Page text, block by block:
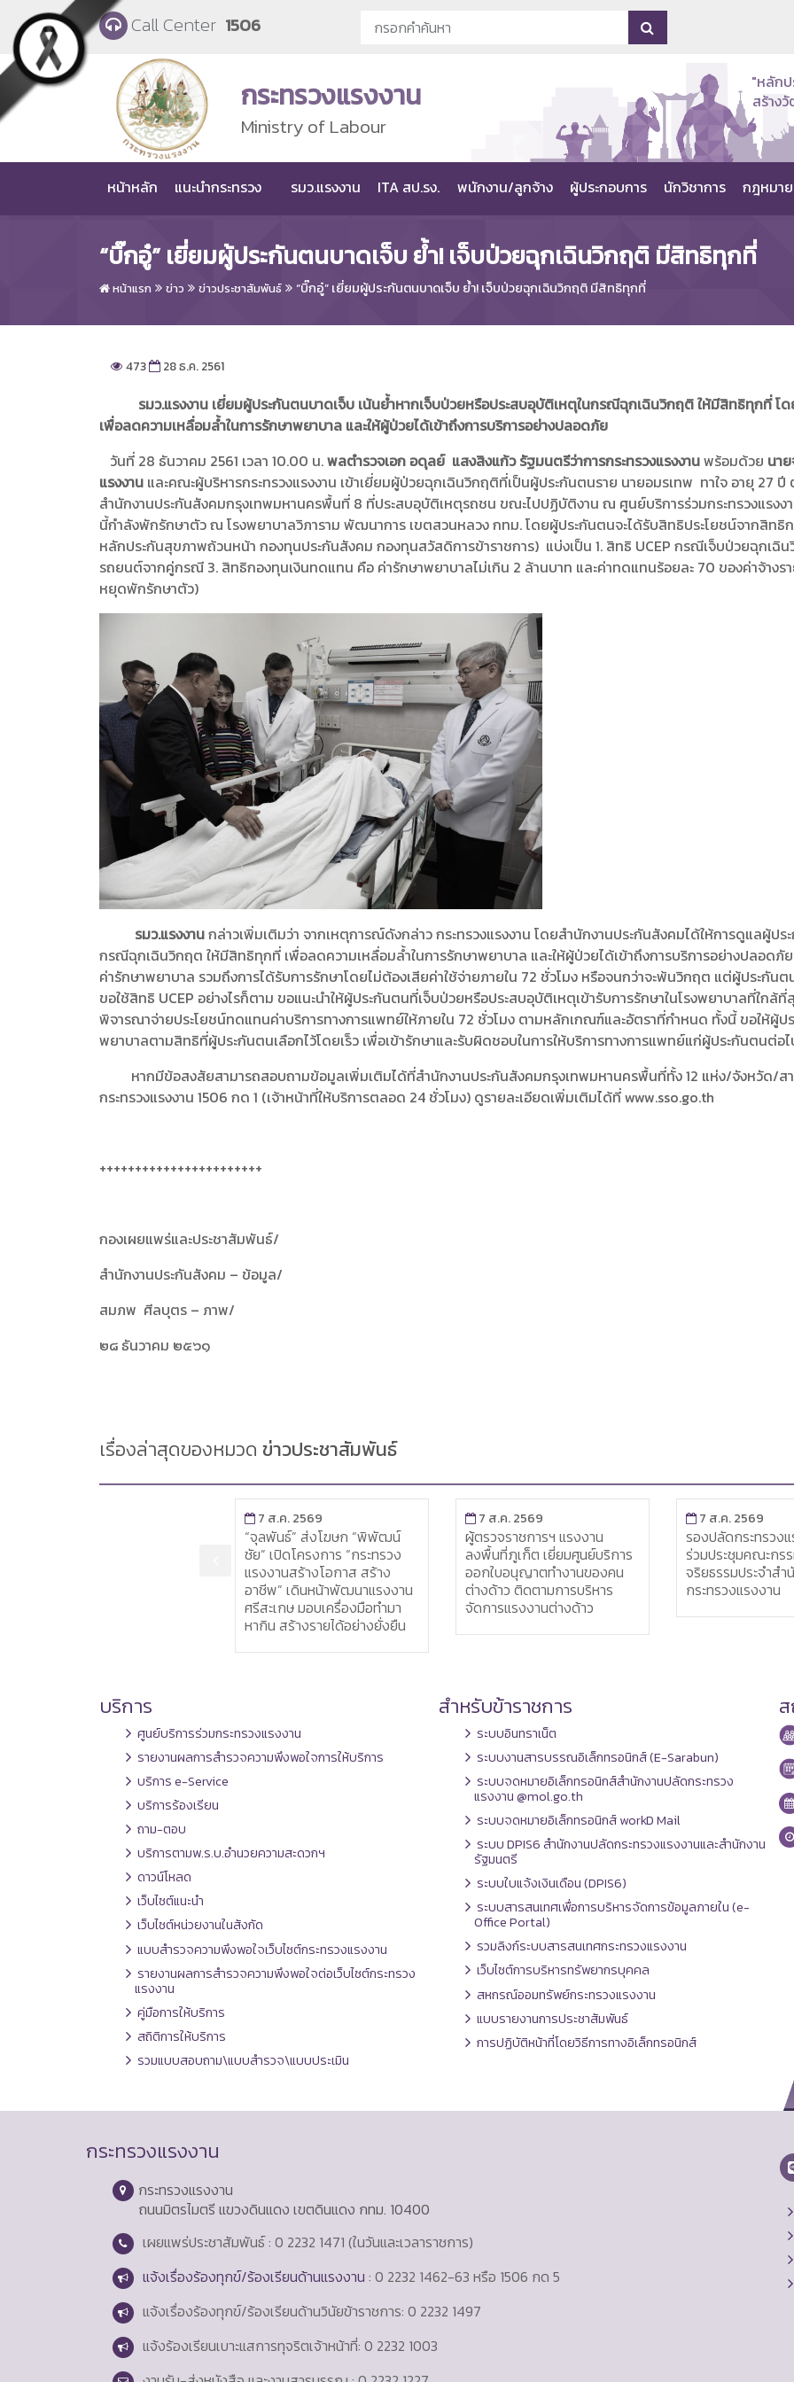
Skip to main content
Call Center 1506
กระทรวงแรงงาน
Ministry of Labour
"หลักป
สร้าง
หน้าหลัก แนะนำกระทรวง รมว.แรงงาน ITA สป.รง. พนักงาน/ลูกจ้าง ผู้ประกอบการ นักวิชาการ กฎหมา
“บิ๊กอู๋” เยี่ยมผู้ประกันตนบาดเจ็บ ย้ำ! เจ็บป่วยฉุกเฉินวิกฤติ มีสิทธิทุกที่
หน้าแรก ข่าว ข่าวประชาสัมพันธ์ “บิ๊กอู๋” เยี่ยมผู้ประกันตนบาดเจ็บ ย้ำ! เจ็บป่วยฉุกเฉินวิกฤติ มีสิทธิทุกที่
473 28 ธ.ค. 2561
รมว.แรงงาน เยี่ยมผู้ประกันตนบาดเจ็บ เน้นย้ำหากเจ็บป่วยหรือประสบอุบัติเหตุในกรณีฉุกเฉินวิกฤติ ให้มีสิทธิทุกที่ โด
เพื่อลดความเหลื่อมล้ำในการรักษาพยาบาล และให้ผู้ป่วยได้เข้าถึงการบริการอย่างปลอดภัย
วันที่ 28 ธันวาคม 2561 เวลา 10.00 น.พลตำรวจเอก อดุลย์ แสงสิงแก้ว รัฐมนตรีว่าการกระทรวงแรงงานพร้อมด้วย นา
แรงงานและคณะผู้บริหารกระทรวงแรงงาน เข้าเยี่ยมผู้ป่วยฉุกเฉินวิกฤติที่เป็นผู้ประกันตนราย นายอมรเทพ ทาใจ อายุ 27
สำนักงานประกันสังคมกรุงเทพมหานครพื้นที่ 8 ที่ประสบอุบัติเหตุรถชน ขณะไปปฏิบัติงาน ณ ศูนย์บริการร่วมกระทรวงแร
นี้กำลังพักรักษาตัว ณ โรงพยาบาลวิภาราม พัฒนาการ เขตสวนหลวง กทม. โดยผู้ประกันตนจะได้รับสิทธิประโยชน์จากสิทธิ
หลักประกันสุขภาพถ้วนหน้า กองทุนประกันสังคม กองทุนสวัสดิการข้าราชการ) แบ่งเป็น 1. สิทธิ UCEP กรณีเจ็บป่วยฉุกเฉิ
รถยนต์จากคู่กรณี 3. สิทธิกองทุนเงินทดแทน คือ ค่ารักษาพยาบาลไม่เกิน 2 ล้านบาท และค่าทดแทนร้อยละ 70 ของค่าจ้างร
หยุดพักรักษาตัว)
รมว.แรงงานกล่าวเพิ่มเติมว่า จากเหตุการณ์ดังกล่าว กระทรวงแรงงาน โดยสำนักงานประกันสังคมได้ให้การดูแลผู้ป
กรณีฉุกเฉินวิกฤต ให้มีสิทธิทุกที่ เพื่อลดความเหลื่อมล้ำในการรักษาพยาบาล และให้ผู้ป่วยได้เข้าถึงการบริการอย่างปลอดภัย
ค่ารักษาพยาบาล รวมถึงการได้รับการรักษาโดยไม่ต้องเสียค่าใช้จ่ายภายใน 72 ชั่วโมง หรือจนกว่าจะพ้นวิกฤต แต่ผู้ประกันต
ขอใช้สิทธิ UCEP อย่างไรก็ตาม ขอแนะนำให้ผู้ประกันตนที่เจ็บป่วยหรือประสบอุบัติเหตุเข้ารับการรักษาในโรงพยาบาลที่ใกล้
พิจารณาจ่ายประโยชน์ทดแทนค่าบริการทางการแพทย์ให้ภายใน 72 ชั่วโมง ตามหลักเกณฑ์และอัตราที่กำหนด ทั้งนี้ ขอให้ผู้
พยาบาลตามสิทธิที่ผู้ประกันตนเลือกไว้โดยเร็ว เพื่อเข้ารักษาและรับผิดชอบในการให้บริการทางการแพทย์แก่ผู้ประกันตนต่อ
หากมีข้อสงสัยสามารถสอบถามข้อมูลเพิ่มเติมได้ที่สำนักงานประกันสังคมกรุงเทพมหานครพื้นที่ทั้ง 12 แห่ง/จังหวัด/สา
กระทรวงแรงงาน 1506 กด 1 (เจ้าหน้าที่ให้บริการตลอด 24 ชั่วโมง) ดูรายละเอียดเพิ่มเติมได้ที่ www.sso.go.th
+++++++++++++++++++++++
กองเผยแพร่และประชาสัมพันธ์/
สำนักงานประกันสังคม – ข้อมูล/
สมภพ ศีลบุตร – ภาพ/
๒๘ ธันวาคม ๒๕๖๑
เรื่องล่าสุดของหมวด ข่าวประชาสัมพันธ์
7 ส.ค. 2569
ผู้ตรวจราชการฯ แรงงาน
ลงพื้นที่ภูเก็ต เยี่ยมศูนย์บริการ
ออกใบอนุญาตทำงานของคน
ต่างด้าว ติดตามการบริหาร
จัดการแรงงานต่างด้าว
7 ส.ค. 2569
รองปลัดกระทรวงแรงงาน เข้า
ร่วมประชุมคณะกรรมการ
จริยธรรมประจำสำนักงานปลัด
กระทรวงแรงงาน
7 ส.ค. 2569
ผู้ตรวจฯ แรงงาน
การพัฒนาทักษะฝีมื
ปักดิ้นทองอินทรธนู
จ.พิษณุโลก
บริการ
ศูนย์บริการร่วมกระทรวงแรงงาน
รายงานผลการสำรวจความพึงพอใจการให้บริการ
บริการ e-Service
บริการร้องเรียน
ถาม-ตอบ
บริการตามพ.ร.บ.อำนวยความสะดวกฯ
ดาวน์โหลด
เว็บไซต์แนะนำ
เว็บไซต์หน่วยงานในสังกัด
แบบสำรวจความพึงพอใจเว็บไซต์กระทรวงแรงงาน
รายงานผลการสำรวจความพึงพอใจต่อเว็บไซต์กระทรวง
แรงงาน
คู่มือการให้บริการ
สถิติการให้บริการ
รวมแบบสอบถาม\แบบสำรวจ\แบบประเมิน
สำหรับข้าราชการ
ระบบอินทราเน็ต
ระบบงานสารบรรณอิเล็กทรอนิกส์ (E-Sarabun)
ระบบจดหมายอิเล็กทรอนิกส์สำนักงานปลัดกระทรวง
แรงงาน @mol.go.th
ระบบจดหมายอิเล็กทรอนิกส์ workD Mail
ระบบ DPIS6 สำนักงานปลัดกระทรวงแรงงานและสำนักงาน
รัฐมนตรี
ระบบใบแจ้งเงินเดือน (DPIS6)
ระบบสารสนเทศเพื่อการบริหารจัดการข้อมูลภายใน (e-
Office Portal)
รวมลิงก์ระบบสารสนเทศกระทรวงแรงงาน
เว็บไซต์การบริหารทรัพยากรบุคคล
สหกรณ์ออมทรัพย์กระทรวงแรงงาน
แบบรายงานการประชาสัมพันธ์
การปฏิบัติหน้าที่โดยวิธีการทางอิเล็กทรอนิกส์
กระทรวงแรงงาน
กระทรวงแรงงาน
ถนนมิตรไมตรี แขวงดินแดง เขตดินแดง กทม. 10400
เผยแพร่ประชาสัมพันธ์ : 0 2232 1471 (ในวันและเวลาราชการ)
แจ้งเรื่องร้องทุกข์/ร้องเรียนด้านแรงงาน : 0 2232 1462-63 หรือ 1506 กด 5
แจ้งเรื่องร้องทุกข์/ร้องเรียนด้านวินัยข้าราชการ: 0 2232 1497
แจ้งร้องเรียนเบาะแสการทุจริตเจ้าหน้าที่: 0 2232 1003